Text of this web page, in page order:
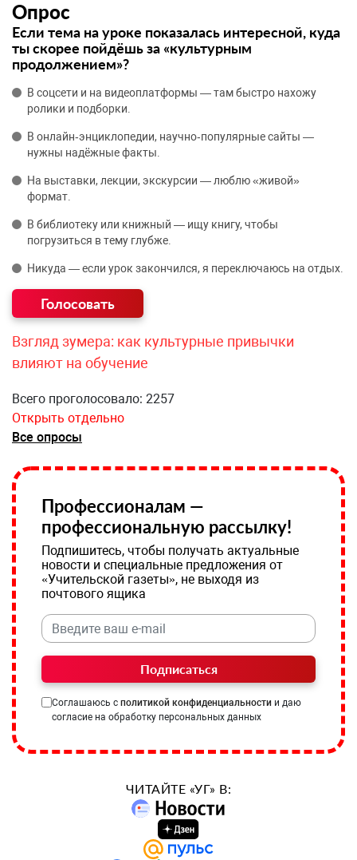
Опрос
Если тема на уроке показалась интересной, куда
ты скорее пойдёшь за «культурным
продолжением»?
В соцсети и на видеоплатформы — там быстро нахожу
ролики и подборки.
В онлайн‑энциклопедии, научно‑популярные сайты —
нужны надёжные факты.
На выставки, лекции, экскурсии — люблю «живой»
формат.
В библиотеку или книжный — ищу книгу, чтобы
погрузиться в тему глубже.
Никуда — если урок закончился, я переключаюсь на отдых.
Взгляд зумера: как культурные привычки
влияют на обучение
Всего проголосовало: 2257
Открыть отдельно
Все опросы
Профессионалам —
профессиональную рассылку!
Подпишитесь, чтобы получать актуальные
новости и специальные предложения от
«Учительской газеты», не выходя из
почтового ящика
Подписаться
Соглашаюсь с политикой конфиденциальности и даю
согласие на обработку персональных данных
ЧИТАЙТЕ «УГ» В: